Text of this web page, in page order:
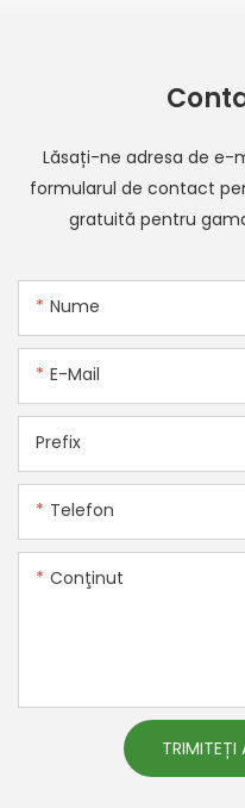
Lăsați-ne adresa de e-
formularul de contact
gratuită pentru
Nume
E-Mail
Prefix
Telefon
Conţinut